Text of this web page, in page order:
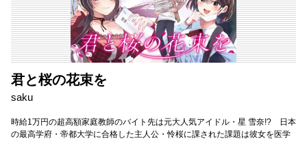
君と桜の花束を
saku
時給1万円の超高額家庭教師のバイト先は元大人気アイドル・星 雪奈!? 日本
の最高学府・帝都大学に合格した主人公・怜桜に課された課題は彼女を医学